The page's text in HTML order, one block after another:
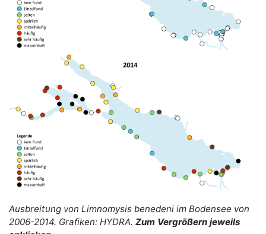
Ausbreitung von Limnomysis benedeni im Bodensee von
2006-2014. Grafiken: HYDRA.Zum Vergrößern jeweils